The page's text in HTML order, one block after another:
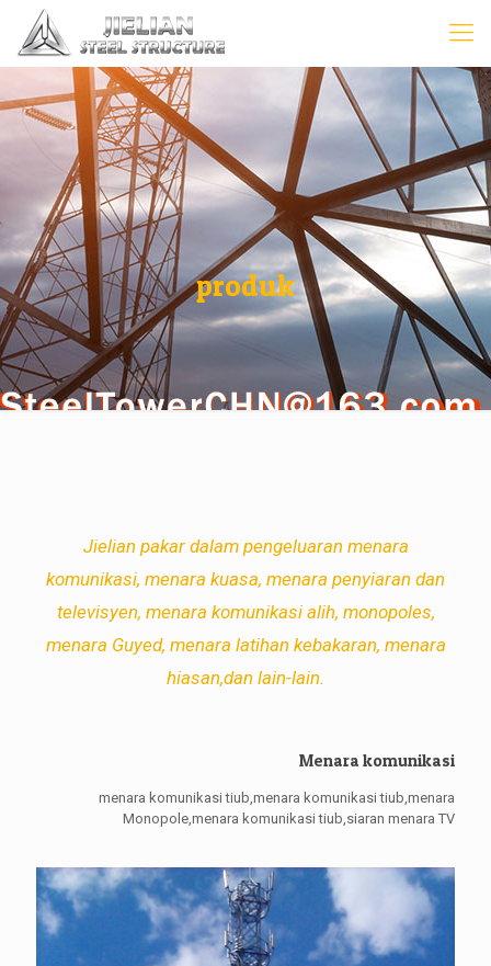
produk
Jielian pakar dalam pengeluaran menara
komunikasi, menara kuasa, menara penyiaran dan
televisyen, menara komunikasi alih, monopoles,
menara Guyed, menara latihan kebakaran, menara
hiasan,dan lain-lain.
Menara komunikasi
menara komunikasi tiub,menara komunikasi tiub,menara
Monopole,menara komunikasi tiub,siaran menara TV